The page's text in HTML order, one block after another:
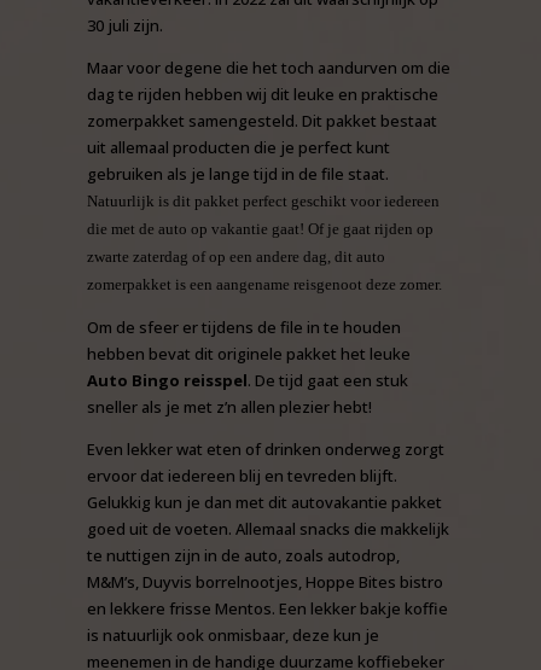
30 juli zijn.
Maar voor degene die het toch aandurven om die
dag te rijden hebben wij dit leuke en praktische
zomerpakket samengesteld. Dit pakket bestaat
uit allemaal producten die je perfect kunt
gebruiken als je lange tijd in de file staat.
Natuurlijk is dit pakket perfect geschikt voor iedereen
die met de auto op vakantie gaat! Of je gaat rijden op
zwarte zaterdag of op een andere dag, dit auto
zomerpakket is een aangename reisgenoot deze zomer.
Om de sfeer er tijdens de file in te houden
hebben bevat dit originele pakket het leuke
Auto Bingo reisspel. De tijd gaat een stuk
sneller als je met z’n allen plezier hebt!
Even lekker wat eten of drinken onderweg zorgt
ervoor dat iedereen blij en tevreden blijft.
Gelukkig kun je dan met dit autovakantie pakket
goed uit de voeten. Allemaal snacks die makkelijk
te nuttigen zijn in de auto, zoals autodrop,
M&M’s, Duyvis borrelnootjes, Hoppe Bites bistro
en lekkere frisse Mentos. Een lekker bakje koffie
is natuurlijk ook onmisbaar, deze kun je
meenemen in de handige duurzame koffiebeker